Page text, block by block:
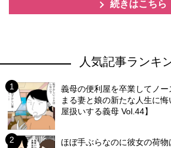
続きはこちら
人気記事ランキ
義母の便利屋を卒業してノ
まる妻と娘の新たな人生に
屋扱いする義母 Vol.44】
ほぼ手ぶらなのに彼女の荷